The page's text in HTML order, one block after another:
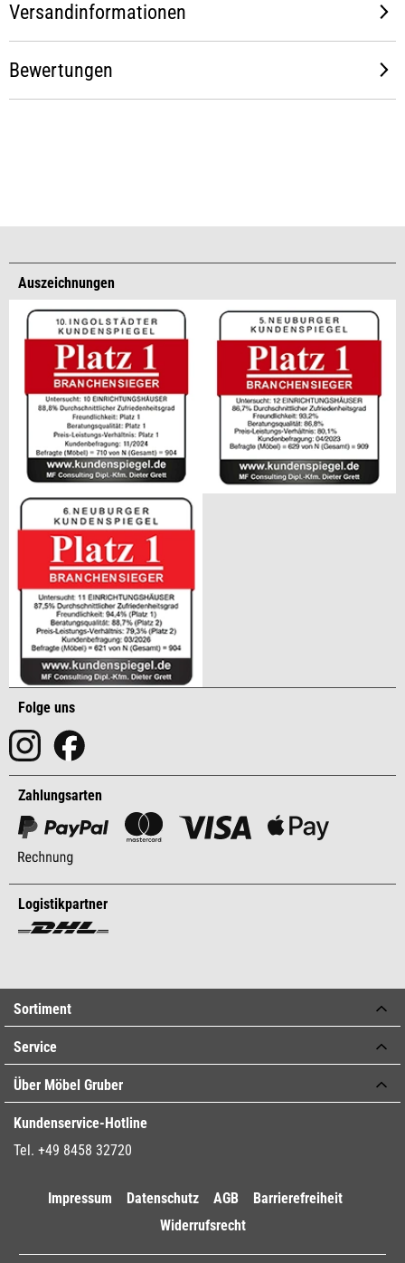
Versandinformationen
Bewertungen
Auszeichnungen
Folge uns
Zahlungsarten
Logistikpartner
Sortiment
Service
Über Möbel Gruber
Kundenservice-Hotline
Tel. +49 8458 32720
Impressum Datenschutz AGB
Barrierefreiheit
Widerrufsrecht